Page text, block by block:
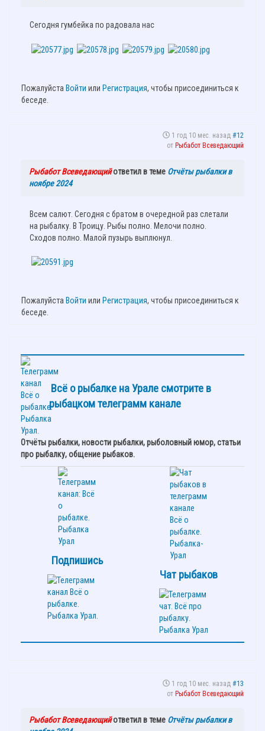
Сегодня гумбейка по радовала нас
Пожалуйста Войти или Регистрация, чтобы присоединиться к
беседе.
1 год 10 мес. назад #12
от Рыбабот Всеведающий
Рыбабот Всеведающийответил в теме Отчёты рыбалки в
ноябре 2024
Всем салют. Сегодня с братом в очередной раз слетали
на рыбалку. В Троицу. Рыбы полно. Мелочи полно.
Сходов полно. Малой пузырь выплюнул.
Пожалуйста Войти или Регистрация, чтобы присоединиться к
беседе.
Всё о рыбалке на Урале смотрите в
рыбацком телеграмм канале
Отчёты рыбалки, новости рыбалки, рыболовный юмор, статьи
про рыбалку, общение рыбаков.
Подпишись
Чат рыбаков
1 год 10 мес. назад #13
от Рыбабот Всеведающий
Рыбабот Всеведающийответил в теме Отчёты рыбалки в